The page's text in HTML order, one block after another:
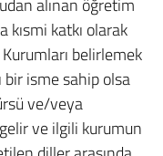
alınan öğretim
katkı olarak
belirlemek
isme sahip olsa
ve/veya
ve ilgili kurumun